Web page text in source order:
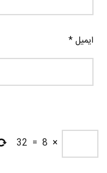
ایمیل*
×
8
=
32